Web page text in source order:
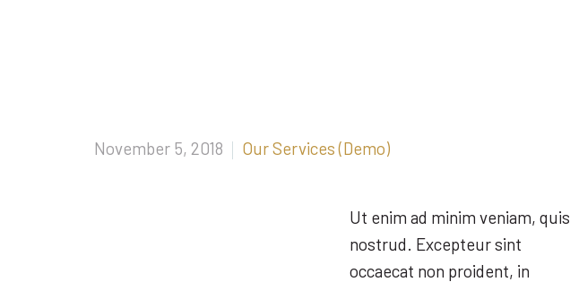
November 5, 2018 Our Services (Demo)
Ut enim ad minim veniam, quis
nostrud. Excepteur sint
occaecat non proident, in